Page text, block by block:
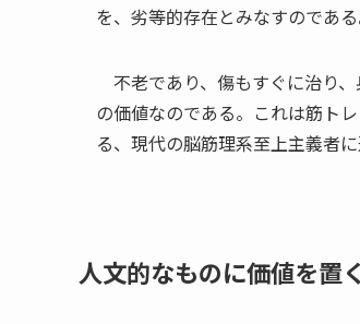
を、劣等的存在とみなすのであ
不老であり、傷もすぐに治り
の価値なのである。これは筋ト
る、現代の脳筋理系至上主義者に
人文的なものに価値を置